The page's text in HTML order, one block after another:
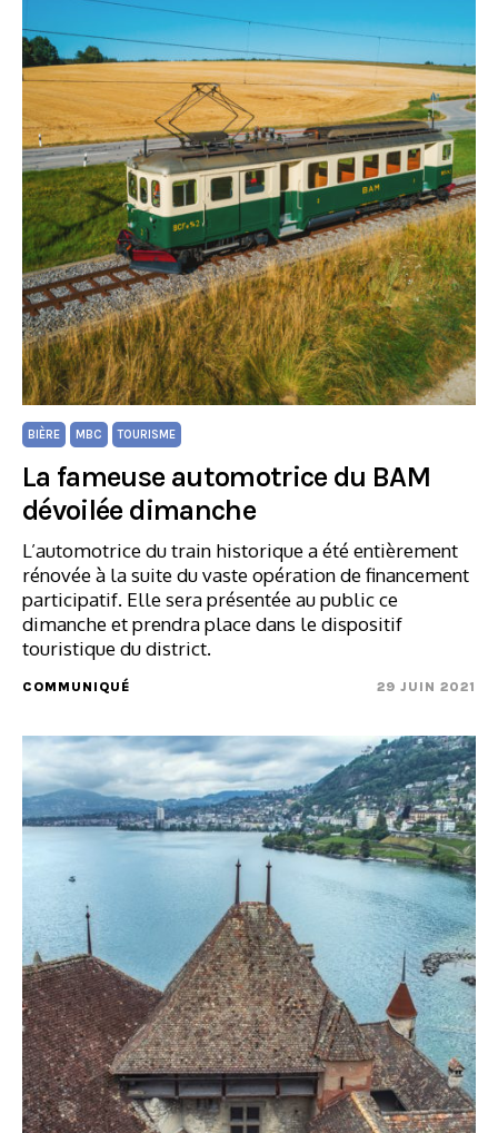
BIÈRE MBC TOURISME
La fameuse automotrice du BAM
dévoilée dimanche
L’automotrice du train historique a été entièrement
rénovée à la suite du vaste opération de financement
participatif. Elle sera présentée au public ce
dimanche et prendra place dans le dispositif
touristique du district.
COMMUNIQUÉ 29 JUIN 2021